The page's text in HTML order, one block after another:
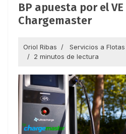
BP apuesta por el
Chargemaster
Oriol Ribas Servicios a Flotas
2 minutos de lectura